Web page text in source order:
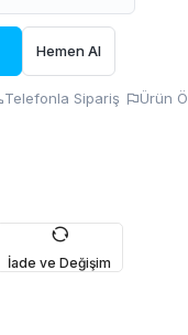
Hemen Al
Telefonla Sipariş Ürün
İade ve Değişim